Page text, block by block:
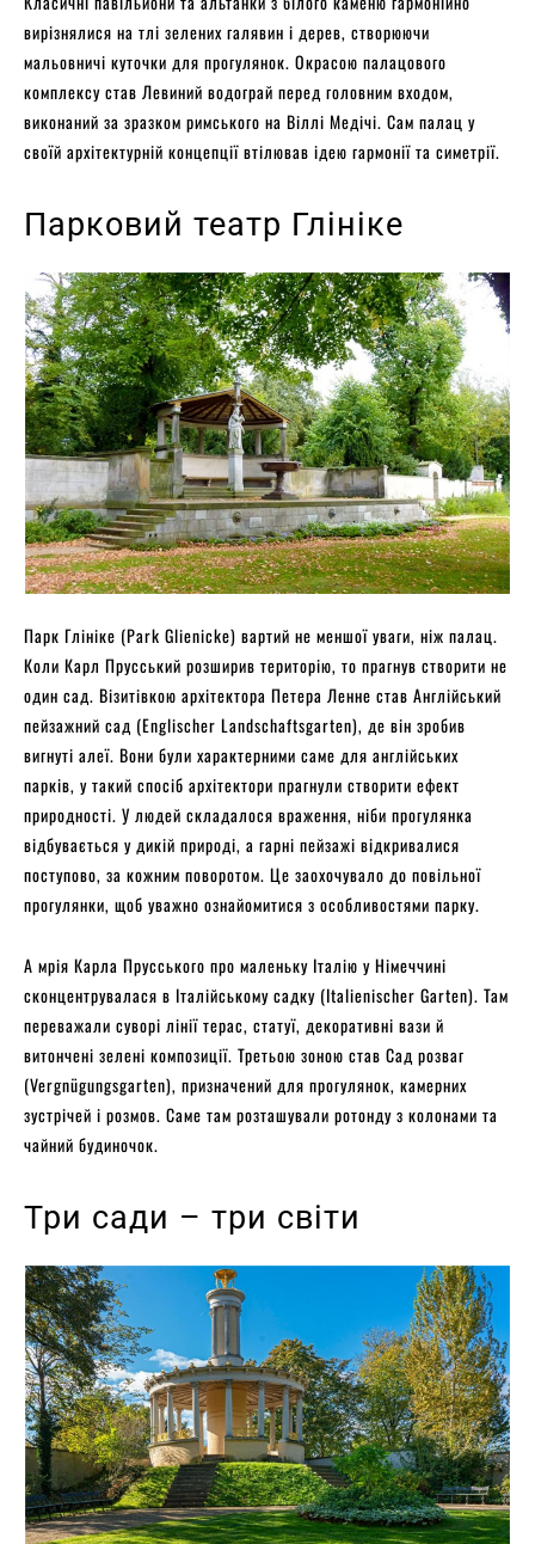
вирізнялися на тлі зелених галявин і дерев, створюючи
мальовничі куточки для прогулянок. Окрасою палацового
комплексу став Левиний водограй перед головним входом,
виконаний за зразком римського на Віллі Медічі. Сам палац у
своїй архітектурній концепції втілював ідею гармонії та симетрії.
Парковий театр Глініке
Парк Глініке (Park Glienicke) вартий не меншої уваги, ніж палац.
Коли Карл Прусський розширив територію, то прагнув створити не
один сад. Візитівкою архітектора Петера Ленне став Англійський
пейзажний сад (Englischer Landschaftsgarten), де він зробив
вигнуті алеї. Вони були характерними саме для англійських
парків, у такий спосіб архітектори прагнули створити ефект
природності. У людей складалося враження, ніби прогулянка
відбувається у дикій природі, а гарні пейзажі відкривалися
поступово, за кожним поворотом. Це заохочувало до повільної
прогулянки, щоб уважно ознайомитися з особливостями парку.
А мрія Карла Прусського про маленьку Італію у Німеччині
сконцентрувалася в Італійському садку (Italienischer Garten). Там
переважали суворі лінії терас, статуї, декоративні вази й
витончені зелені композиції. Третьою зоною став Сад розваг
(Vergnügungsgarten), призначений для прогулянок, камерних
зустрічей і розмов. Саме там розташували ротонду з колонами та
чайний будиночок.
Три сади – три світи